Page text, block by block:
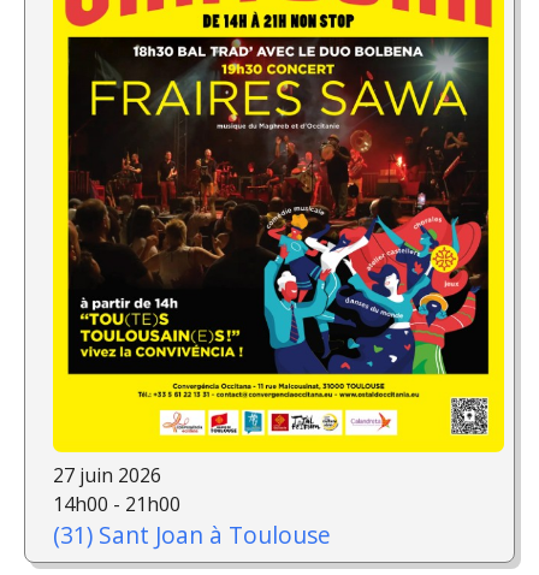
27 juin 2026
14h00 - 21h00
(31) Sant Joan à Toulouse